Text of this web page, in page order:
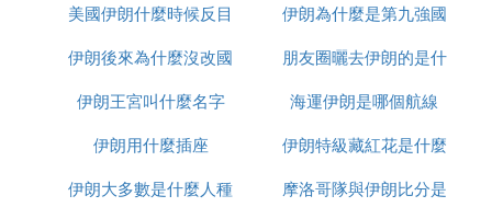
從德黑蘭到華盛頓，盡管直線距離有10180公里，但
兩國之間實際的交往與合作遠比物理距離更加復雜。
兩國之間的關系，往往受到歷史、文化、政治等因素
的影響，需要雙方通過長期的努力和溝通來建立和維
盡管德黑蘭和華盛頓之間的距離遙遠，但兩國之間通
麼辦
美國伊朗什麼時候反目
伊朗為什麼是第九強國
伊朗後來為什麼沒改國
名
朋友圈曬去伊朗的是什
麼梗
伊朗王宮叫什麼名字
海運伊朗是哪個航線
伊朗用什麼插座
伊朗特級藏紅花是什麼
伊朗大多數是什麼人種
摩洛哥隊與伊朗比分是